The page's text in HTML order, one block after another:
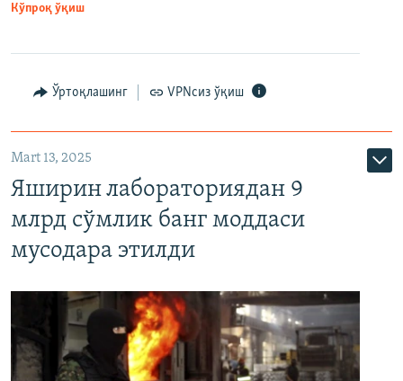
Кўпроқ ўқиш
Ўртоқлашинг VPNсиз ўқиш
Mart 13, 2025
Яширин лабораториядан 9
млрд сўмлик банг моддаси
мусодара этилди